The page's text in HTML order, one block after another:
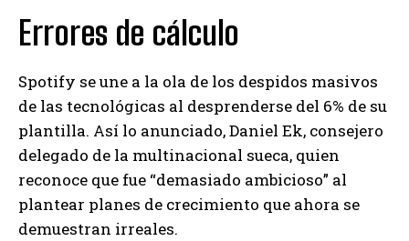
Errores de cálculo
Spotify se une a la ola de los despidos masivos
de las tecnológicas al desprenderse del 6% de su
plantilla. Así lo anunciado, Daniel Ek, consejero
delegado de la multinacional sueca, quien
reconoce que fue “demasiado ambicioso” al
plantear planes de crecimiento que ahora se
demuestran irreales.